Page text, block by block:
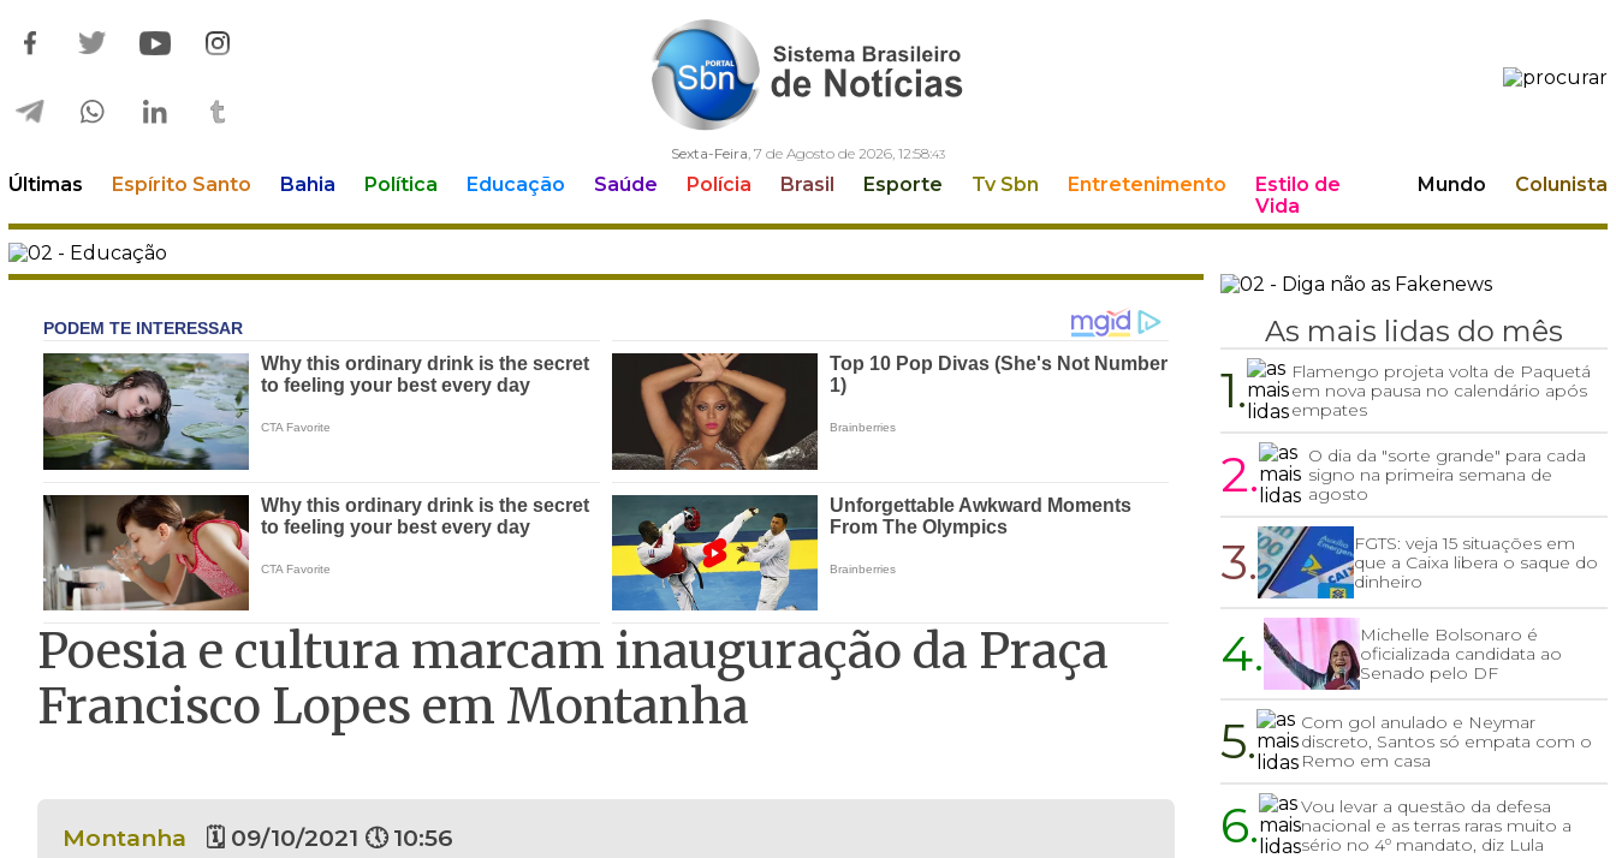
Sexta-Feira, 7 de Agosto de 2026, 12:58:44
Últimas Espírito Santo Bahia Política Educação Saúde Polícia Brasil Esporte Tv Sbn Entretenimento
Estilo de
Vida
Mundo Colunista
Poesia e cultura marcam inauguração da Praça
Francisco Lopes em Montanha
Montanha 🗓 09/10/2021 🕔 10:56
As mais lidas do mês
1.
Flamengo projeta volta de Paquetá
em nova pausa no calendário após
empates
2.
O dia da "sorte grande" para cada
signo na primeira semana de
agosto
3.
FGTS: veja 15 situações em
que a Caixa libera o saque do
dinheiro
4.
Michelle Bolsonaro é
oficializada candidata ao
Senado pelo DF
5.
Com gol anulado e Neymar
discreto, Santos só empata com o
Remo em casa
6.
Vou levar a questão da defesa
nacional e as terras raras muito a
sério no 4º mandato, diz Lula